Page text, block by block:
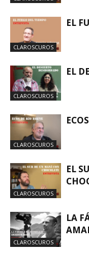
CLAROSCUROS
EL
CLAROSCUROS
EL
CLAROSCUROS
CLAROSCUROS
EL
CLAROSCUROS
LA